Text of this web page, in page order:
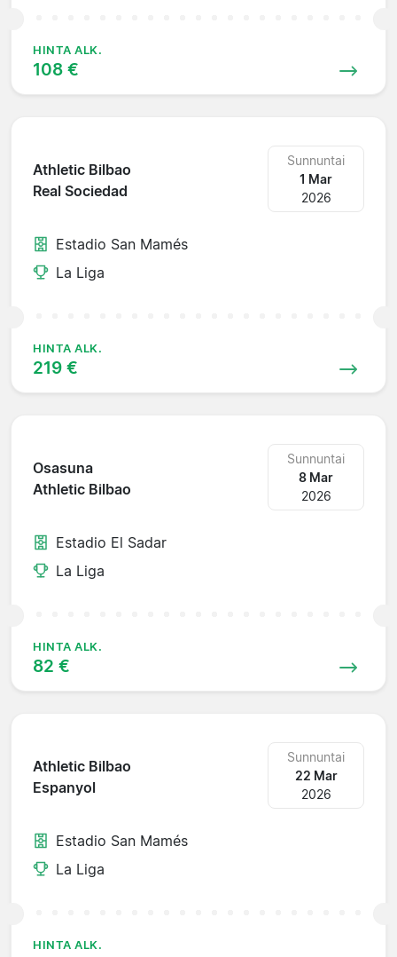
HINTA ALK.
108 €
Athletic Bilbao
Real Sociedad
Sunnuntai
1 Mar
2026
Estadio San Mamés
La Liga
HINTA ALK.
219 €
Osasuna
Athletic Bilbao
Sunnuntai
8 Mar
2026
Estadio El Sadar
La Liga
HINTA ALK.
82 €
Athletic Bilbao
Espanyol
Sunnuntai
22 Mar
2026
Estadio San Mamés
La Liga
HINTA ALK.